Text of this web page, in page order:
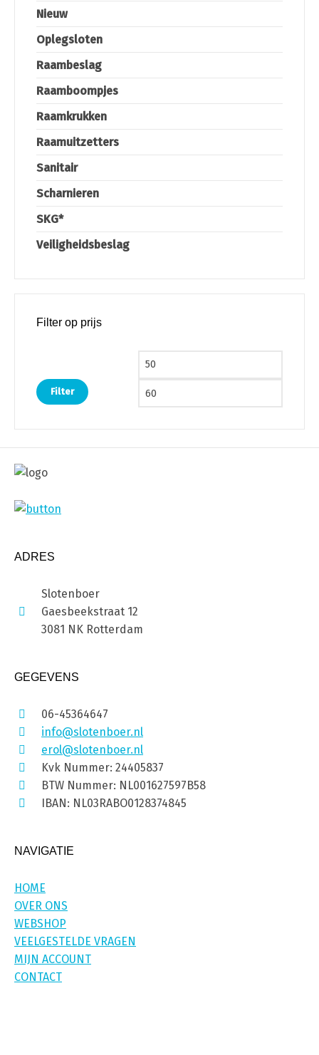
Nieuw
Oplegsloten
Raambeslag
Raamboompjes
Raamkrukken
Raamuitzetters
Sanitair
Scharnieren
SKG*
Veiligheidsbeslag
Filter op prijs
Min. prijs
Filter
ADRES
Slotenboer
Gaesbeekstraat 12
3081 NK Rotterdam
GEGEVENS
06-45364647
info@slotenboer.nl
erol@slotenboer.nl
Kvk Nummer: 24405837
BTW Nummer: NL001627597B58
IBAN: NL03RABO0128374845
NAVIGATIE
HOME
OVER ONS
WEBSHOP
VEELGESTELDE VRAGEN
MIJN ACCOUNT
CONTACT